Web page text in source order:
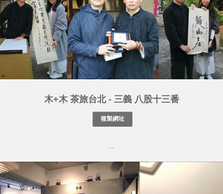
木+木 茶旅台北 - 三義 八股十三番